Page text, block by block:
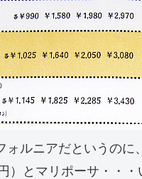
ォルニアだというのに
）とマリポーサ・・